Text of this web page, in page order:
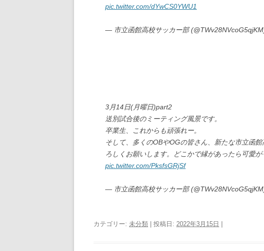
pic.twitter.com/dYwCS0YWU1
— 市立函館高校サッカー部
3月14日(月曜日)part2
送別試合後のミーティング風景です。
卒業生、これからも頑張れー。
そして、多くのOBやOGの皆さん、新たな市立函
ろしくお願いします。どこかで縁があったら可愛が
pic.twitter.com/PksfsGRjSf
— 市立函館高校サッカー部
カテゴリー: 未分類 | 投稿日: 2022年3月15日